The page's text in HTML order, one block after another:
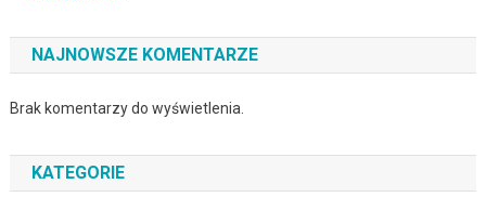
NAJNOWSZE KOMENTARZE
Brak komentarzy do wyświetlenia.
KATEGORIE